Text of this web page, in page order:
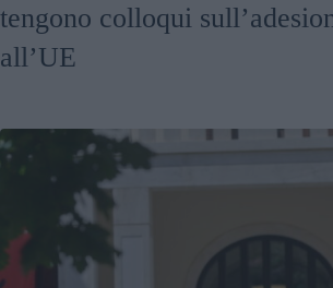
tengono colloqui
all’UE